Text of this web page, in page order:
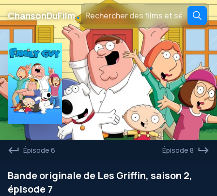
ChansonDuFilm․
Épisode 6 Épisode 8
Bande originale de Les Griffin, saison 2,
épisode 7